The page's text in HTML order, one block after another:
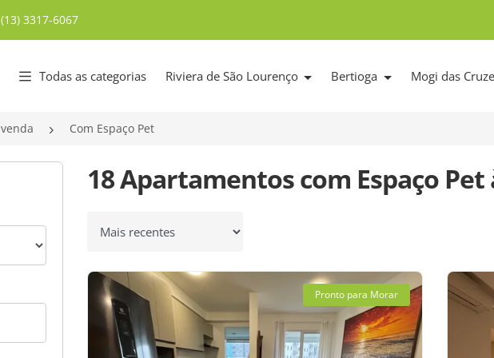
(13) 3317-6067
Todas as categorias Riviera de São Lourenço Bertioga Mogi das
Com Espaço Pet
18 Apartamentos com Espaço Pet
Ordenar por
Pronto para Morar